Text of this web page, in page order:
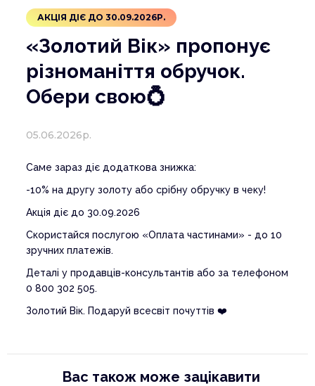
АКЦІЯ ДІЄ ДО 30.09.2026Р.
«Золотий Вік» пропонує
різноманіття обручок.
Обери свою💍
05.06.2026р.
Саме зараз діє додаткова знижка:
-10% на другу золоту або срібну обручку в чеку!
Акція діє до 30.09.2026
Скористайся послугою «Оплата частинами» - до 10
зручних платежів.
Деталі у продавців-консультантів або за телефоном
0 800 302 505.
Золотий Вік. Подаруй всесвіт почуттів ❤️
Вас також може зацікавити